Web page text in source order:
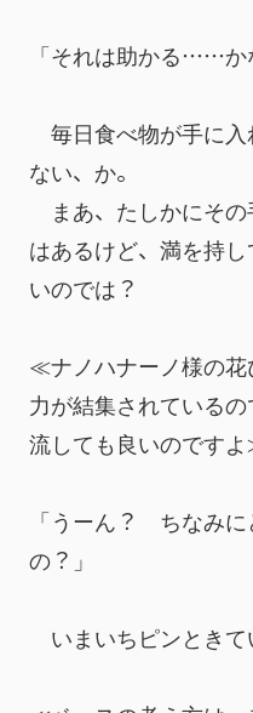
「それは助かる……か
毎日食べ物が手に
ない、か。
まあ、たしかにそ
はあるけど、満を持
いのでは？
≪ナノハナーノ様の花
力が結集されている
流しても良いのです
「うーん？　ちなみ
の？」
いまいちピンときて